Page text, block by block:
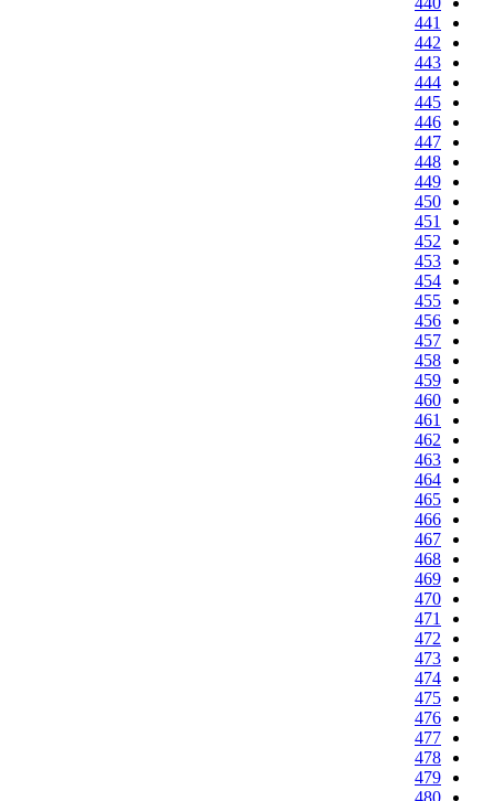
441
442
443
444
445
446
447
448
449
450
451
452
453
454
455
456
457
458
459
460
461
462
463
464
465
466
467
468
469
470
471
472
473
474
475
476
477
478
479